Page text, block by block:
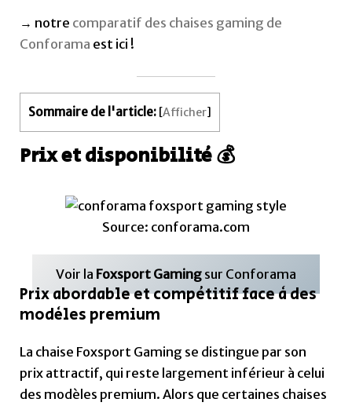
→ notre comparatif des chaises gaming de
Conforama est ici !
Sommaire de l'article: [Afficher]
Prix et disponibilité 💰
Source: conforama.com
Voir la Foxsport Gaming sur Conforama
Prix abordable et compétitif face à des
modèles premium
La chaise Foxsport Gaming se distingue par son
prix attractif, qui reste largement inférieur à celui
des modèles premium. Alors que certaines chaises